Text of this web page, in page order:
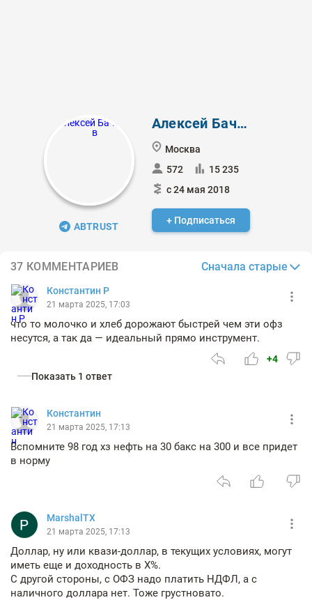
ABTRUST
Алексей Бачеров
Москва
572
15 235
с 24 мая 2018
+ Подписаться
37 КОММЕНТАРИЕВ Сначала старые
Константин Р
21 марта 2025, 17:03
что то молочко и хлеб дорожают быстрей чем эти офз
несутся, а так да — идеальный прямо инструмент.
+4
Показать 1 ответ
Константин
21 марта 2025, 17:13
Вспомните 98 год хз нефть на 30 бакс на 300 и все придет
в норму
MarshalTX
21 марта 2025, 17:13
Доллар, ну или квази-доллар, в текущих условиях, могут
иметь еще и доходность в X%.
С другой стороны, с ОФЗ надо платить НДФЛ, а с
наличного доллара нет. Тоже грустновато.